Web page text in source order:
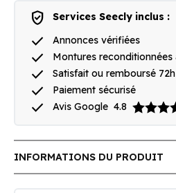
verified_user Services Seecly inclus :
done Annonces vérifiées
done Montures
done Satisfait ou remboursé 72h
done Paiement sécurisé
done Avis Google 4.8
INFORMATIONS DU PRODUIT